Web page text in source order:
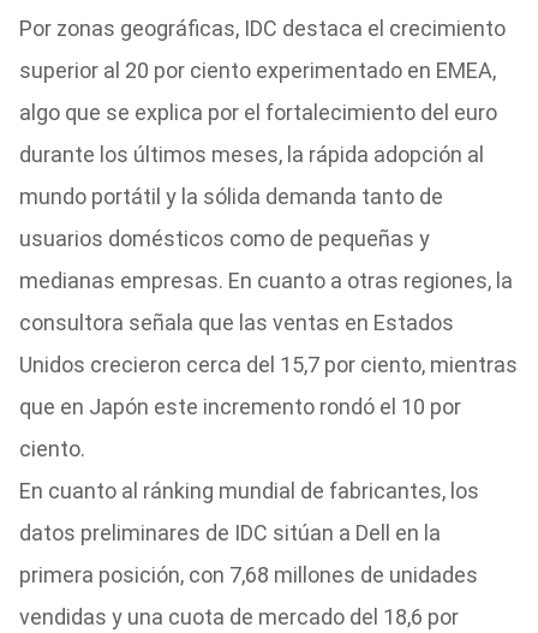
Por zonas geográficas, IDC destaca el crecimiento
superior al 20 por ciento experimentado en EMEA,
algo que se explica por el fortalecimiento del euro
durante los últimos meses, la rápida adopción al
mundo portátil y la sólida demanda tanto de
usuarios domésticos como de pequeñas y
medianas empresas. En cuanto a otras regiones, la
consultora señala que las ventas en Estados
Unidos crecieron cerca del 15,7 por ciento, mientras
que en Japón este incremento rondó el 10 por
ciento.
En cuanto al ránking mundial de fabricantes, los
datos preliminares de IDC sitúan a Dell en la
primera posición, con 7,68 millones de unidades
vendidas y una cuota de mercado del 18,6 por